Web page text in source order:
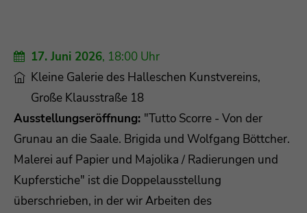
17. Juni 2026, 18:00 Uhr
Kleine Galerie des Halleschen Kunstvereins,
Große Klausstraße 18
Ausstellungseröffnung: "Tutto Scorre - Von der
Grunau an die Saale. Brigida und Wolfgang Böttcher.
Malerei auf Papier und Majolika / Radierungen und
Kupferstiche" ist die Doppelausstellung
überschrieben, in der wir Arbeiten des